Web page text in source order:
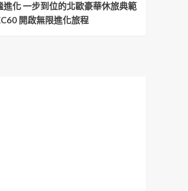
進化 一步到位的北歐豪華休旅典範
開啟無限進化旅程